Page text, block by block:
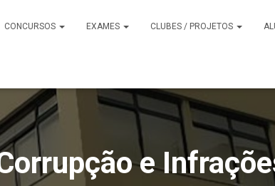
CONCURSOS EXAMES CLUBES / PROJETOS
e